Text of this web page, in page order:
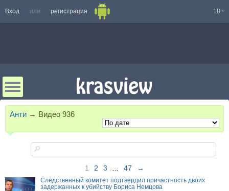
Вход или регистрация 18+
Анти → Видео 936
1 2 3 47 →
Следственный комитет подтвердил причастность двоих
задержанных к убийству Бориса Немцова